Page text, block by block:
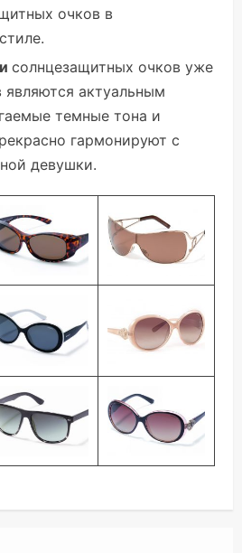
очков в
солнцезащитных очков уже
являются актуальным
темные тона и
гармонируют с
девушки.